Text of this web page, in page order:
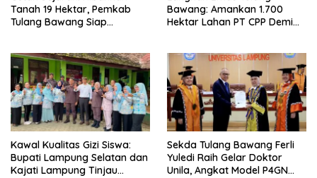
Tanah 19 Hektar, Pemkab
Tulang Bawang Siap
Lampung
Bawang: Amankan 1.700
Hektar Lahan PT CPP Demi
Kawal Kualitas Gizi Siswa:
Bupati Lampung Selatan dan
Kajati Lampung Tinjau
Sekda Tulang Bawang Ferli
Yuledi Raih Gelar Doktor
Unila, Angkat Model P4GN